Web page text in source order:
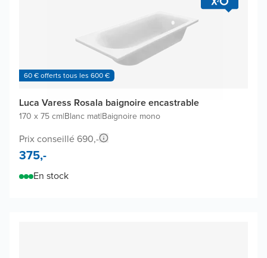
60 € offerts tous les 600 €
Luca Varess Rosala baignoire encastrable
170 x 75 cm|Blanc mat|Baignoire mono
Prix conseillé 690,-
375,-
En stock